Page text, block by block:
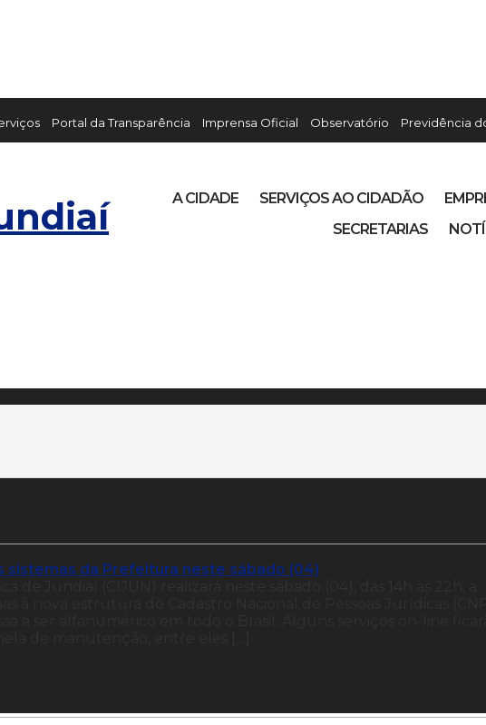
Portal da Transparência Imprensa Oficial Observatório Previdência
A CIDADE SERVIÇOS AO CIDADÃO
SECRETARIAS
sistemas da Prefeitura neste sábado (04)